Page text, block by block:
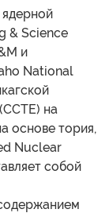
& Science
и
National
на
основе тория,
Nuclear
собой